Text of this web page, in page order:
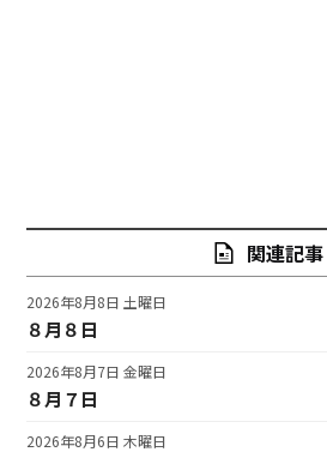
関連記事
８月８日
2026年8月8日 土曜日
８月７日
2026年8月7日 金曜日
2026年8月6日 木曜日